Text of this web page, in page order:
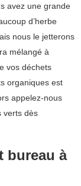
avez une grande
d’herbe
nous le jetterons
mélangé à
vos déchets
organiques est
appelez-nous
verts dès
bureau à